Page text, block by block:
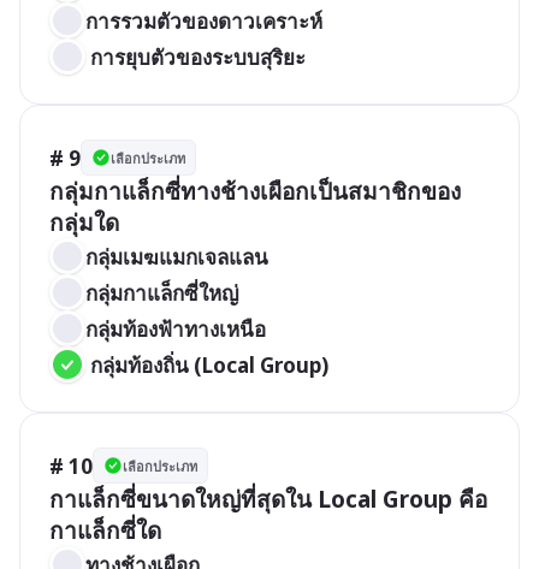
การรวมตัวของดาวเคราะห์
การยุบตัวของระบบสุริยะ
# 9 เลือกประเภท
กลุ่มกาแล็กซี่ทางช้างเผือกเป็นสมาชิกของ
กลุ่มใด
กลุ่มเมฆแมกเจลแลน
กลุ่มกาแล็กซี่ใหญ่
กลุ่มท้องฟ้าทางเหนือ
กลุ่มท้องถิ่น (Local Group)
# 10 เลือกประเภท
กาแล็กซี่ขนาดใหญ่ที่สุดใน Local Group คือ
กาแล็กซี่ใด